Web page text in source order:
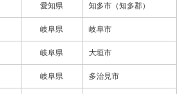
愛知県 知多市（知多郡）
岐阜県 岐阜市
岐阜県 大垣市
岐阜県 多治見市